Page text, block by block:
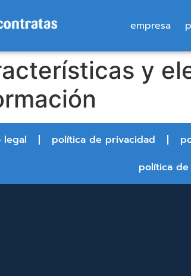
empresa
y
legal política de privacidad
política